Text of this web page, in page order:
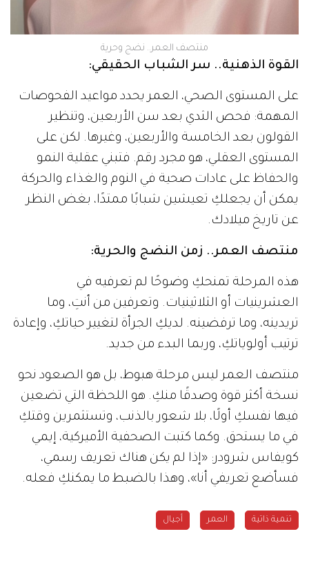
منتصف العمر.. نضج وحرية
القوة الذهنية.. سر الشباب الحقيقي:
على المستوى الصحي، العمر يحدد مواعيد الفحوصات
المهمة: فحص الثدي بعد سن الأربعين، وتنظير
القولون بعد الخامسة والأربعين، وغيرها. لكن على
المستوى العقلي، هو مجرد رقم. فتبني عقلية النمو
والحفاظ على عادات صحية في النوم والغذاء والحركة
يمكن أن يجعلكِ تعيشين شبابًا ممتدًا، بغض النظر
عن تاريخ ميلادك.
منتصف العمر.. زمن النضج والحرية:
هذه المرحلة تمنحكِ وضوحًا لم تعرفيه في
العشرينيات أو الثلاثينيات. وتعرفين من أنتِ، وما
تريدينه، وما ترفضينه. لديكِ الجرأة لتغيير حياتكِ، وإعادة
ترتيب أولوياتكِ، وربما البدء من جديد.
منتصف العمر ليس مرحلة هبوط، بل هو الصعود نحو
نسخة أكثر قوة وصدقًا منكِ. هو اللحظة التي تضعين
فيها نفسكِ أولًا، بلا شعور بالذنب، وتستثمرين وقتكِ
في ما يستحق. وكما كتبت الصحفية الأميركية، إيمي
كويفاس شرودر: «إذا لم يكن هناك تعريف رسمي،
فسأضع تعريفي أنا»، وهذا بالضبط ما يمكنكِ فعله.
تنمية ذاتية العمر أجيال